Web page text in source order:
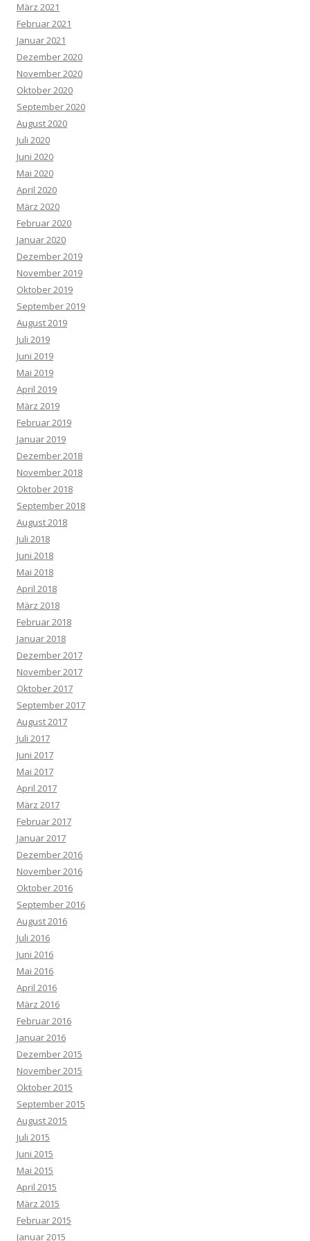
März 2021
Februar 2021
Januar 2021
Dezember 2020
November 2020
Oktober 2020
September 2020
August 2020
Juli 2020
Juni 2020
Mai 2020
April 2020
März 2020
Februar 2020
Januar 2020
Dezember 2019
November 2019
Oktober 2019
September 2019
August 2019
Juli 2019
Juni 2019
Mai 2019
April 2019
März 2019
Februar 2019
Januar 2019
Dezember 2018
November 2018
Oktober 2018
September 2018
August 2018
Juli 2018
Juni 2018
Mai 2018
April 2018
März 2018
Februar 2018
Januar 2018
Dezember 2017
November 2017
Oktober 2017
September 2017
August 2017
Juli 2017
Juni 2017
Mai 2017
April 2017
März 2017
Februar 2017
Januar 2017
Dezember 2016
November 2016
Oktober 2016
September 2016
August 2016
Juli 2016
Juni 2016
Mai 2016
April 2016
März 2016
Februar 2016
Januar 2016
Dezember 2015
November 2015
Oktober 2015
September 2015
August 2015
Juli 2015
Juni 2015
Mai 2015
April 2015
März 2015
Februar 2015
Januar 2015